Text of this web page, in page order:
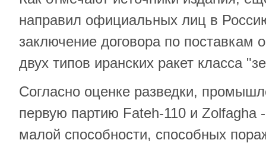
направил официальных лиц в
заключение договора по поставкам
двух типов иранских ракет класса
Согласно оценке разведки,
первую партию Fateh-110 и Zolfagha
малой способности, способных